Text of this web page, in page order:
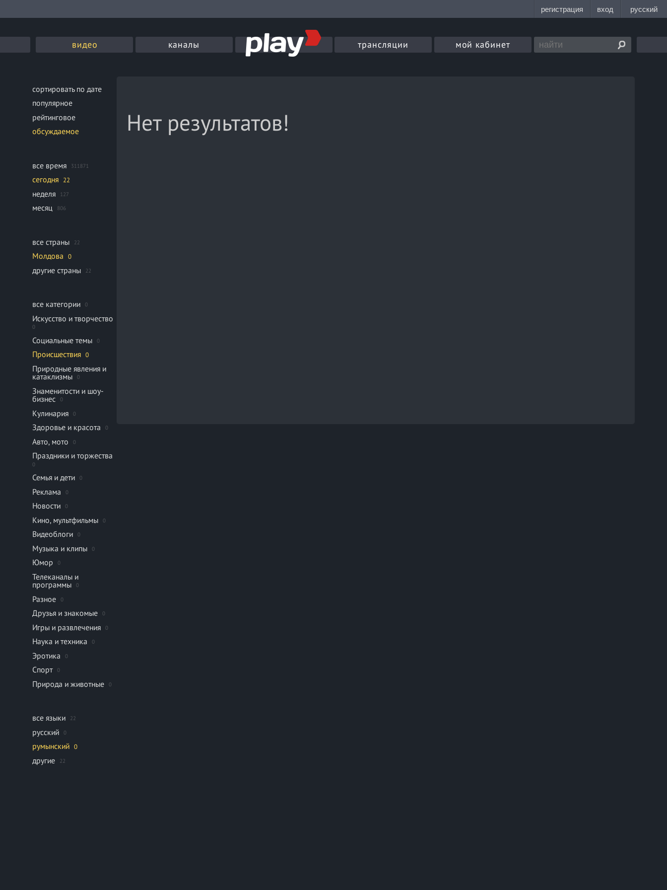
видео каналы трансляции мой кабинет
сортировать по дате
популярное
рейтинговое
обсуждаемое
все время 311871
сегодня 22
неделя 127
месяц 806
все страны 22
Молдова 0
другие страны 22
все категории 0
Искусство и творчество
0
Социальные темы 0
Происшествия 0
Природные явления и
катаклизмы
0
Знаменитости и шоу-
бизнес
0
Кулинария 0
Здоровье и красота 0
Авто, мото 0
Праздники и торжества
0
Семья и дети 0
Реклама 0
Новости 0
Кино, мультфильмы 0
Видеоблоги 0
Музыка и клипы 0
Юмор 0
Телеканалы и
программы
0
Разное 0
Друзья и знакомые 0
Игры и развлечения 0
Наука и техника 0
Эротика 0
Спорт 0
Природа и животные 0
все языки 22
русский 0
румынский 0
другие 22
Нет результатов!